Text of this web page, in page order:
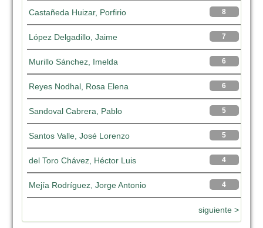
8
Castañeda Huizar, Porfirio
7
López Delgadillo, Jaime
6
Murillo Sánchez, Imelda
6
Reyes Nodhal, Rosa Elena
5
Sandoval Cabrera, Pablo
5
Santos Valle, José Lorenzo
4
del Toro Chávez, Héctor Luis
4
Mejía Rodríguez, Jorge Antonio
siguiente >